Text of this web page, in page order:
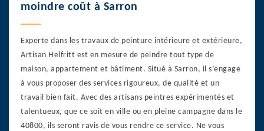
moindre coût à Sarron
Experte dans les travaux de peinture intérieure et extérieure,
Artisan Helfritt est en mesure de peindre tout type de
maison, appartement et bâtiment. Situé à Sarron, il s’engage
à vous proposer des services rigoureux, de qualité et un
travail bien fait. Avec des artisans peintres expérimentés et
talentueux, que ce soit en ville ou en pleine campagne dans le
40800, ils seront ravis de vous rendre ce service. Ne vous